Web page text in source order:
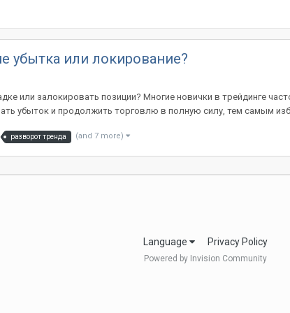
убытка или локирование?
или залокировать позиции? Многие новички в трейдинге
убыток и продолжить торговлю в полную силу, тем самым
разворот тренда (and 7 more)
Language Privacy Policy
Powered by Invision Community